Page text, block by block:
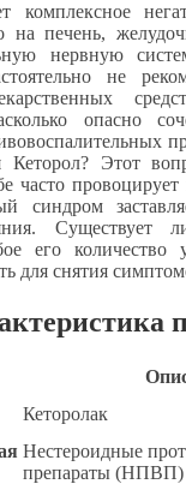
комплексное
на печень,
нервную
не
опасно
Кеторол? Этот
часто
синдром
Существует
его количество
для снятия
Кеторолак
Нестероидные
препараты (НПВП)